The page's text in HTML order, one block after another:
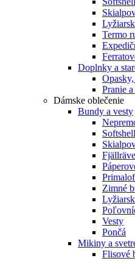
Termo
Doplnky a
Pranie
Dámske oblečenie
Bundy a vesty
Zimné
Vesty
Pončá
Mikiny a
Flisové